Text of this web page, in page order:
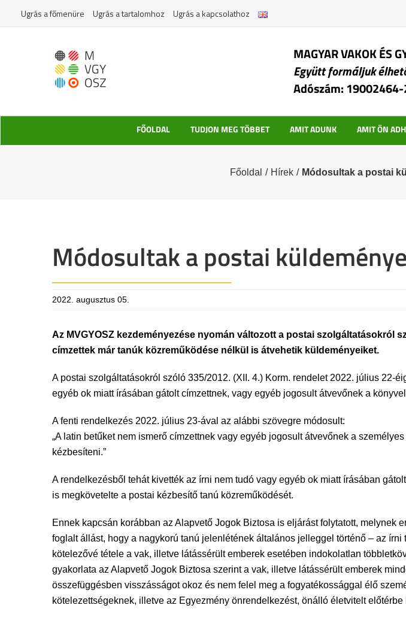
Ugrás a főmenüre Ugrás a tartalomhoz Ugrás a kapcsolathoz
MAGYAR VAKOK ÉS
Együtt formáljuk
Adószám:
FŐOLDAL TUDJON MEG TÖBBET AMIT ADUNK AMIT ÖN
Főoldal / Hírek / Módosultak a postai
Módosultak a postai
2022. augusztus 05.
Az MVGYOSZ kezdeményezése nyomán változott a postai
címzettek már tanúk közreműködése nélkül is átvehetik küldeményeiket.
A postai szolgáltatásokról szóló 335/2012. (XII. 4.) Korm. rendelet 2022. július 22-
egyéb ok miatt írásában gátolt címzettnek, vagy egyéb jogosult átvevőnek a
A fenti rendelkezés 2022. július 23-ával az alábbi szövegre módosult:
„A latin betűket nem ismerő címzettnek vagy egyéb jogosult átvevőnek a
kézbesíteni.”
A rendelkezésből tehát kivették az írni nem tudó vagy egyéb ok miatt írásában
is megkövetelte a postai kézbesítő tanú közreműködését.
Ennek kapcsán korábban az Alapvető Jogok Biztosa is eljárást folytatott,
foglalt állást, hogy a nagykorú tanú jelenlétének általános jelleggel történő – az
kötelezővé tétele a vak, illetve látássérült emberek esetében indokolatlan
gyakorlata az Alapvető Jogok Biztosa szerint a vak, illetve látássérült emberek
összefüggésben visszásságot okoz és nem felel meg a fogyatékossággal élő
kötelezettségeknek, illetve az Egyezmény önrendelkezést, önálló életvitelt